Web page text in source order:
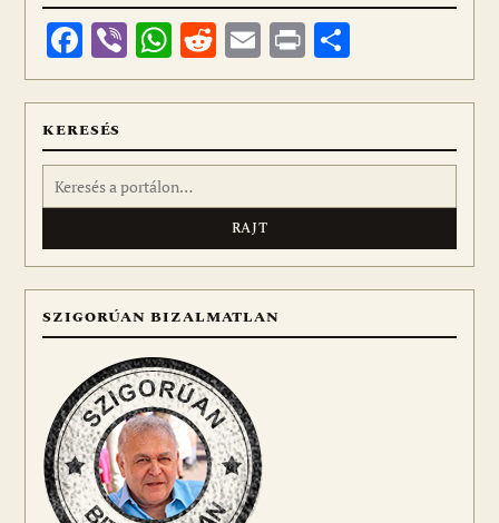
Facebook
ViberWhatsApp
Reddit
Email
Print
meg
KERESÉS
Keresés:
SZIGORÚAN BIZALMATLAN